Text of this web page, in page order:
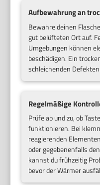
Aufbewahrung an
Bewahre deinen
gut belüfteten Ort auf.
Umgebungen können
beschädigen. Ein
schleichenden Defekten.
Regelmäßige
Prüfe ab und zu, ob
funktionieren. Bei
reagierenden
oder gegebenenfalls
kannst du frühzeitig
bevor der Wärmer